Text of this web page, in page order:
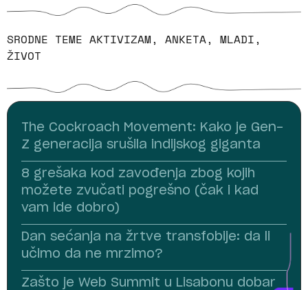
SRODNE TEME AKTIVIZAM, ANKETA, MLADI,
ŽIVOT
The Cockroach Movement: Kako je Gen-
Z generacija srušila indijskog giganta
8 grešaka kod zavođenja zbog kojih
možete zvučati pogrešno (čak i kad
vam ide dobro)
Dan sećanja na žrtve transfobije: da li
učimo da ne mrzimo?
Zašto je Web Summit u Lisabonu dobar